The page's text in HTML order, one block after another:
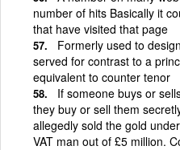
number of hits Basically it
that have visited that page
Formerly used to
served for contrast to a
equivalent to counter tenor
If someone buys or
they buy or sell them
allegedly sold the gold
VAT man out of £5 million.